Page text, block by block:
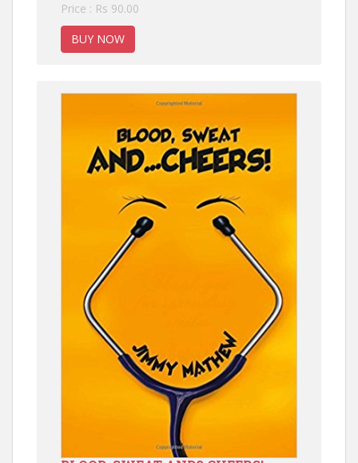
Price : Rs 90.00
BUY NOW